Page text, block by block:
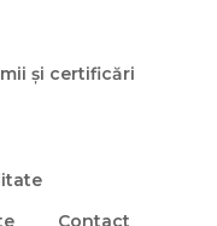
și certificări
Contact